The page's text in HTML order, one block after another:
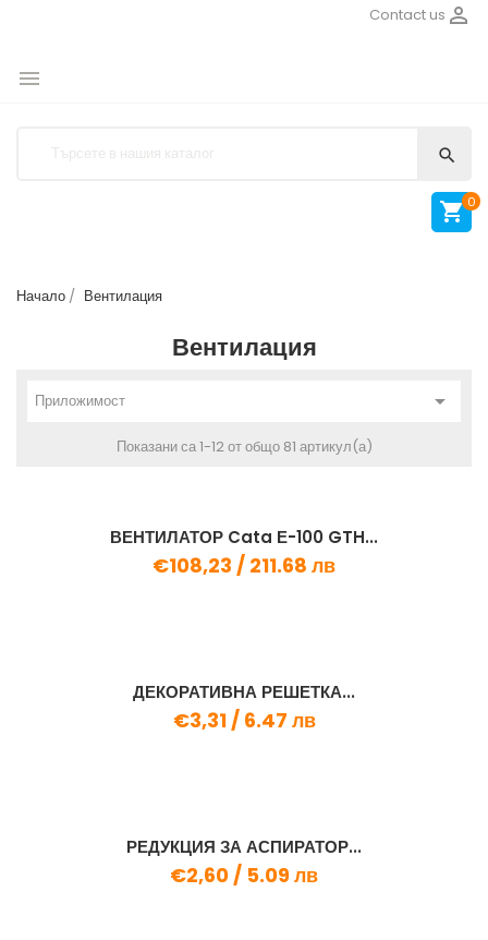

Contact us


 0
Начало Вентилация
Вентилация
Приложимост 
Показани са 1-12 от общо 81 артикул(а)
ВЕНТИЛАТОР Cata Е-100 GTH...
€108,23 / 211.68 лв
ДЕКОРАТИВНА РЕШЕТКА...
€3,31 / 6.47 лв
РЕДУКЦИЯ ЗА АСПИРАТОР...
€2,60 / 5.09 лв